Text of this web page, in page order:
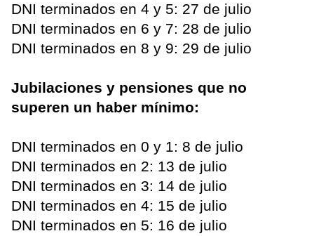
DNI terminados en 4 y 5: 27 de julio
DNI terminados en 6 y 7: 28 de julio
DNI terminados en 8 y 9: 29 de julio
Jubilaciones y pensiones que no
superen un haber mínimo:
DNI terminados en 0 y 1: 8 de julio
DNI terminados en 2: 13 de julio
DNI terminados en 3: 14 de julio
DNI terminados en 4: 15 de julio
DNI terminados en 5: 16 de julio